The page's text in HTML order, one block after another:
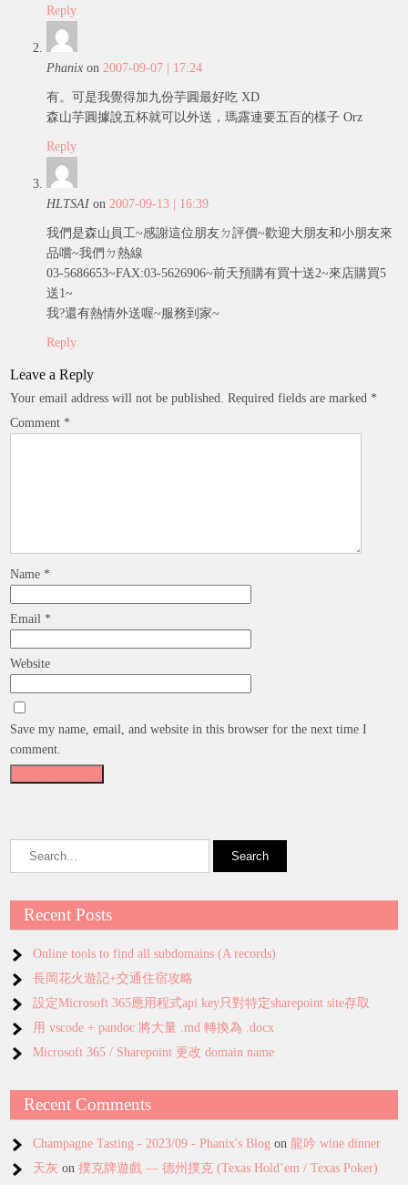
Reply
Phanix on2007-09-07 | 17:24
有。可是我覺得加九份芋圓最好吃 XD
森山芋圓據說五杯就可以外送，瑪露連要五百的樣子 Orz
Reply
HLTSAI on2007-09-13 | 16:39
我們是森山員工~感謝這位朋友ㄉ評價~歡迎大朋友和小朋友來
品嚐~我們ㄉ熱線
03-5686653~FAX:03-5626906~前天預購有買十送2~來店購買5
送1~
我?還有熱情外送喔~服務到家~
Reply
Leave a Reply
Your email address will not be published. Required fields are marked *
Comment *
Name *
Email *
Website
Save my name, email, and website in this browser for the next time I
comment.
Recent Posts
Online tools to find all subdomains (A records)
長岡花火遊記+交通住宿攻略
設定Microsoft 365應用程式api key只對特定sharepoint site存取
用 vscode + pandoc 將大量 .md 轉換為 .docx
Microsoft 365 / Sharepoint 更改 domain name
Recent Comments
Champagne Tasting - 2023/09 - Phanix's Blog on龍吟 wine dinner
天灰 on撲克牌遊戲 — 德州撲克 (Texas Hold’em / Texas Poker)